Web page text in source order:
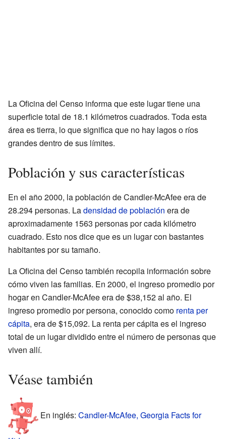
La Oficina del Censo informa que este lugar tiene una
superficie total de 18.1 kilómetros cuadrados. Toda esta
área es tierra, lo que significa que no hay lagos o ríos
grandes dentro de sus límites.
Población y sus características
En el año 2000, la población de Candler-McAfee era de
28.294 personas. Ladensidad de población era de
aproximadamente 1563 personas por cada kilómetro
cuadrado. Esto nos dice que es un lugar con bastantes
habitantes por su tamaño.
La Oficina del Censo también recopila información sobre
cómo viven las familias. En 2000, el ingreso promedio por
hogar en Candler-McAfee era de $38,152 al año. El
ingreso promedio por persona, conocido como renta per
cápita, era de $15,092. La renta per cápita es el ingreso
total de un lugar dividido entre el número de personas que
viven allí.
Véase también
En inglés: Candler-McAfee, Georgia Facts for